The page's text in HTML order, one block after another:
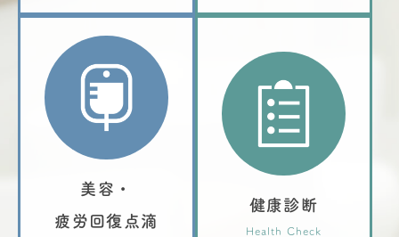
美容・
疲労回復点滴
健康診断
Health Check